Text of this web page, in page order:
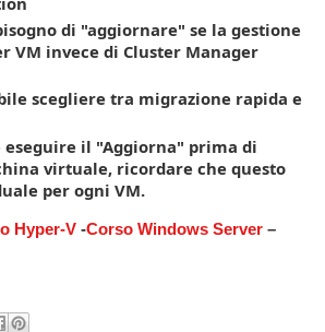
di "aggiornare" se la gestione
VM invece di Cluster Manager
scegliere tra migrazione rapida e
eseguire il "Aggiorna" prima di
virtuale, ricordare che questo
per ogni VM.
Hyper-V -Corso Windows Server –